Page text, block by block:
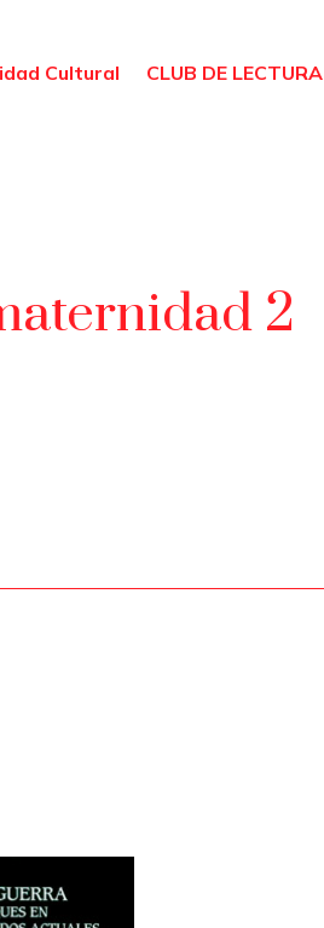
Cultural CLUB DE LECTURA
2